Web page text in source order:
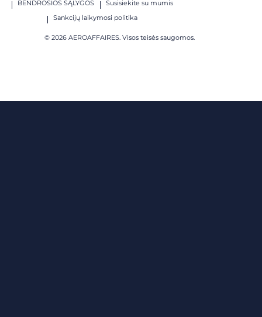
BENDROSIOS SĄLYGOS
Susisiekite su mumis
Sankcijų laikymosi politika
© 2026 AEROAFFAIRES. Visos teisės saugomos.